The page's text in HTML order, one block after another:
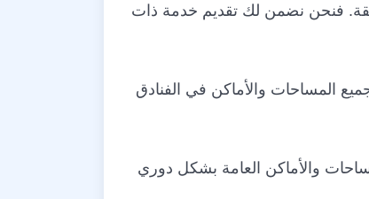
فنحن نضمن لك تقديم خدمة ذات
المساحات والأماكن في الفنادق
والأماكن العامة بشكل دوري